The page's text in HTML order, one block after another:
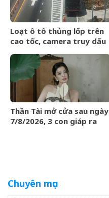
Loạt ô tô thủng lốp trên
cao tốc, camera truy dấu
&amp;apos;thủ
phạm&amp;apos;
Thần Tài mở cửa sau ngày
7/8/2026, 3 con giáp ra
Chuyên mục